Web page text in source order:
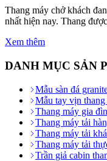
Thang máy chở khách
nhất hiện nay. Thang
Xem thêm
DANH MỤC SẢN
Mẫu sàn đá
Mẫu tay vịn thang
Thang máy gia
Thang máy tải
Thang máy tải
Thang máy tải
Trần giả cabin